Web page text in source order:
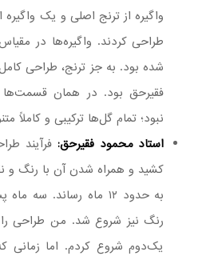
واگیره از ترنج اصلی و یک واگیره
طراحی کردند. واگیره‌ها در
شده بود. به جز ترنج، طراحی
فقیرحق بود. در همان قسمت‌ها
نبود؛ تمام گل‌ها ترکیبی و کاملاً
استاد محمود فقیرحق:
کشید و همراه شدن آن با رنگ و
به حدود ۱۲ ماه رساند.
رنگ نیز شروع شد. من طراحی
یک‌دوم شروع کردم. اما زمانی